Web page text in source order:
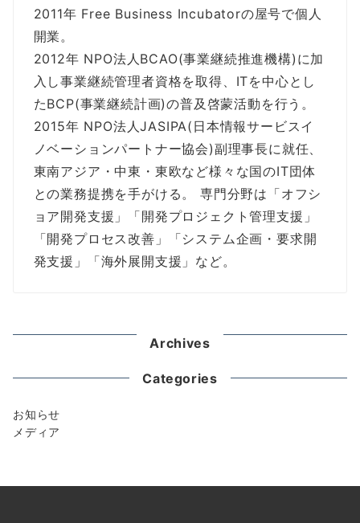
2011年 Free Business Incubatorの屋号で個人
開業。
2012年 NPO法人BCAO(事業継続推進機構)に加
入し事業継続管理者資格を取得、ITを中心とし
たBCP(事業継続計画)の普及啓蒙活動を行う。
2015年 NPO法人JASIPA(日本情報サービスイ
ノベーションパートナー協会)副理事長に就任、
東南アジア・中東・東欧など様々な国のIT団体
との業務提携を手がける。 専門分野は「オフシ
ョア開発支援」「開発プロジェクト管理支援」
「開発プロセス改善」「システム企画・要求開
発支援」「海外展開支援」など。
Archives
Categories
お知らせ
メディア